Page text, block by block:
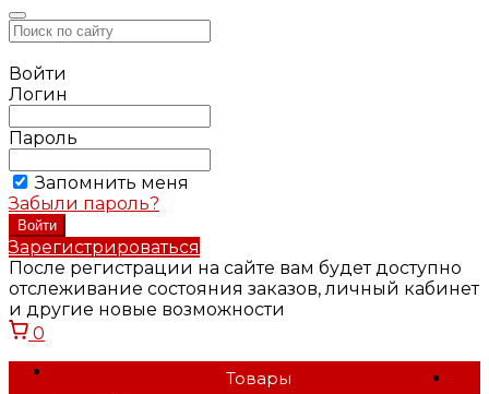
Войти
Логин
Пароль
Запомнить меня
Забыли пароль?
Зарегистрироваться
После регистрации на сайте вам будет доступно
отслеживание состояния заказов, личный кабинет
и другие новые возможности
0
Товары